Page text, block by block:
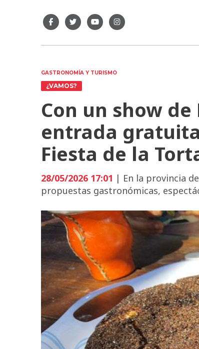
GASTRONOMÍA Y TURISMO
¿VAMOS?
Con un show
entrada
Fiesta de la
28/05/2026 17:01 | En la provincia
propuestas gastronómicas,